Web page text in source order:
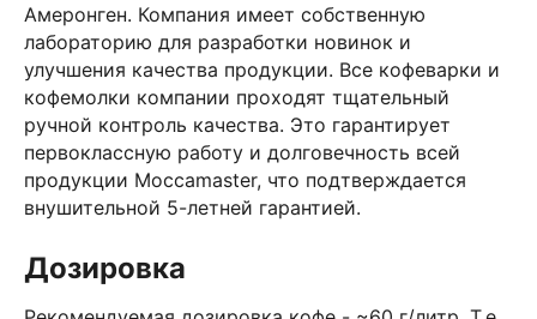
Амеронген. Компания имеет собственную
лабораторию для разработки новинок и
улучшения качества продукции. Все кофеварки и
кофемолки компании проходят тщательный
ручной контроль качества. Это гарантирует
первоклассную работу и долговечность всей
продукции Moccamaster, что подтверждается
внушительной 5-летней гарантией.
Дозировка